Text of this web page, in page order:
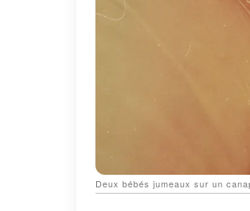
Deux bébés jumeaux sur un